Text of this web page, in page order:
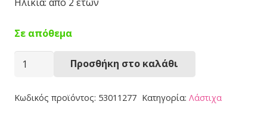
Σε απόθεμα
Ξύλινος
σε
Προσθήκη στο καλάθι
Κωδικός προϊόντος: 53011277 Κατηγορία: Λάστιχα